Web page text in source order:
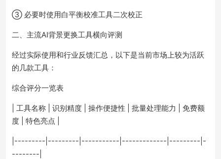
③ 必要时使用白平衡校准工具二次校正
二、主流AI背景更换工具横向评测
经过实际使用和行业反馈汇总，以下是当前市场上较为活跃
的几款工具：
综合评分一览表
| 工具名称 | 识别精度 | 操作便捷性 | 批量处理能力 | 免费额
度 | 特色亮点 |
|---------|---------|-----------|-------------|---------|-
--------|